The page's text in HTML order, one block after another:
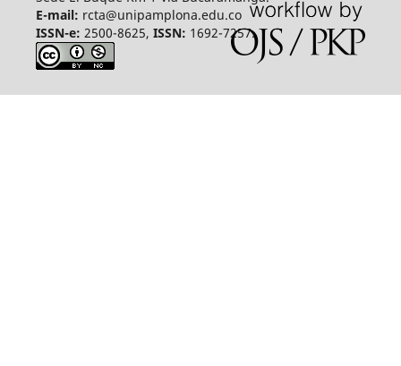
E-mail: rcta@unipamplona.edu.co
ISSN-e: 2500-8625, ISSN: 1692-7257.